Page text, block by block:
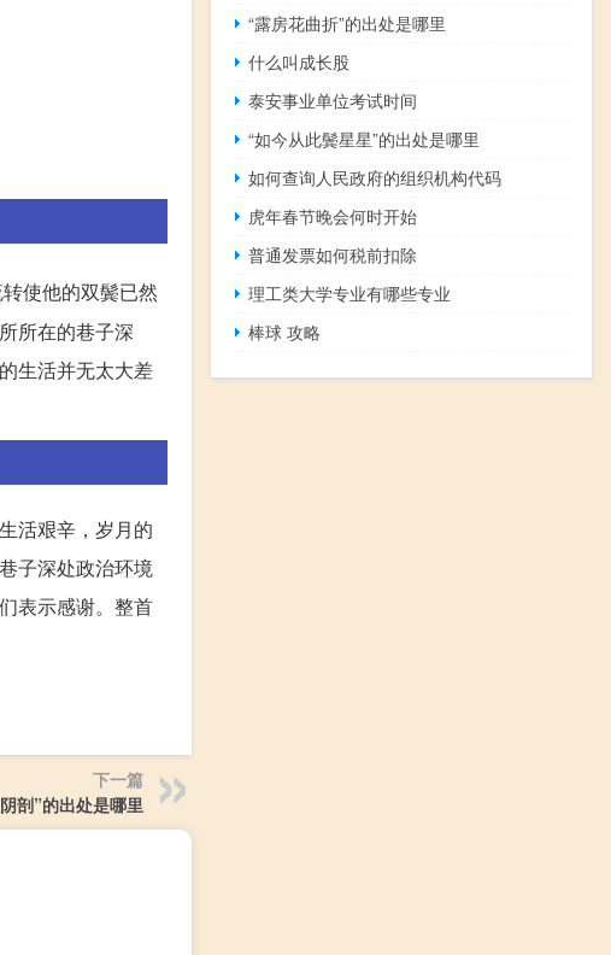
使他的双鬓已然
所在的巷子深
生活并无太大差
活艰辛，岁月的
子深处政治环境
表示感谢。整首
下一篇
剖”的出处是哪里
“露房花曲折”的出处是哪里
什么叫成长股
泰安事业单位考试时间
“如今从此鬓星星”的出处是哪里
如何查询人民政府的组织机构代码
虎年春节晚会何时开始
普通发票如何税前扣除
理工类大学专业有哪些专业
棒球 攻略